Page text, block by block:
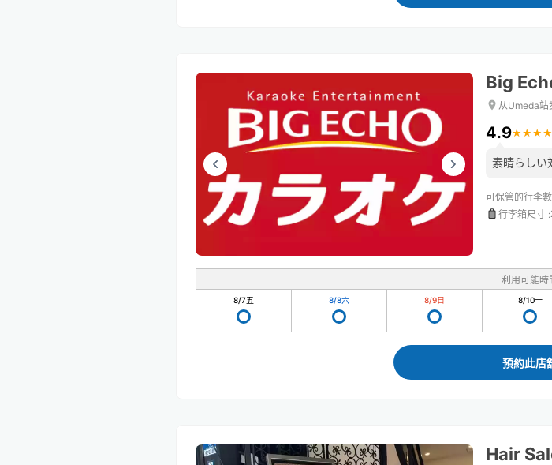
Big
从Umeda站
4.9★ ★ ★ ★
★ ★ ★ ★
素晴らしい
可保管的行李數
行李箱尺寸 :
利用可能時
8/7五 8/8六 8/9日 8/10一
預約此店
Hair